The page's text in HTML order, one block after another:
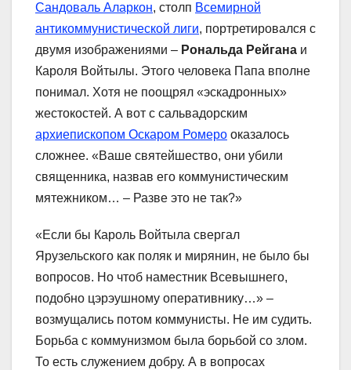
Сандоваль Аларкон, столп Всемирной
антикоммунистической лиги, портретировался с
двумя изображениями – Рональда Рейгана и
Кароля Войтылы. Этого человека Папа вполне
понимал. Хотя не поощрял «эскадронных»
жестокостей. А вот с сальвадорским
архиепископом Оскаром Ромеро оказалось
сложнее. «Ваше святейшество, они убили
священника, назвав его коммунистическим
мятежником… – Разве это не так?»
«Если бы Кароль Войтыла свергал
Ярузельского как поляк и мирянин, не было бы
вопросов. Но чтоб наместник Всевышнего,
подобно цэрэушному оперативнику…» –
возмущались потом коммунисты. Не им судить.
Борьба с коммунизмом была борьбой со злом.
То есть служением добру. А в вопросах